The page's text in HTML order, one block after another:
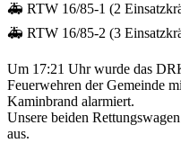
🚑 RTW 16/85-1 (2
🚑 RTW 16/85-2 (3
Um 17:21 Uhr wurde das
Feuerwehren der Gemeinde
Kaminbrand alarmiert.
Unsere beiden
aus.